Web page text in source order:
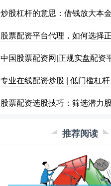
炒股杠杆的意思：借钱放大本
股票配资平台代理，如何选择
中国股票配资网|正规实盘配资
专业在线配资炒股 | 低门槛杠杆
股票配资选股技巧：筛选潜力股
推荐阅读